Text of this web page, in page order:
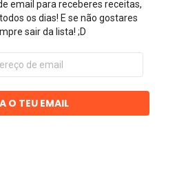
email para receberes receitas,
os dias! E se não gostares
sair da lista! ;D
O TEU EMAIL